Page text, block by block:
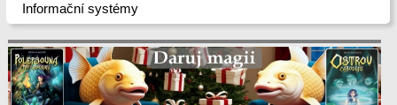
Informační systémy